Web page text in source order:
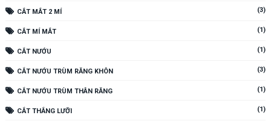
CẮT MẮT 2 MÍ (3)
CẮT MÍ MẮT (1)
CẮT NƯỚU (1)
CẮT NƯỚU TRÙM RĂNG KHÔN (3)
CẮT NƯỚU TRÙM THÂN RĂNG (1)
CẮT THẮNG LƯỠI (1)